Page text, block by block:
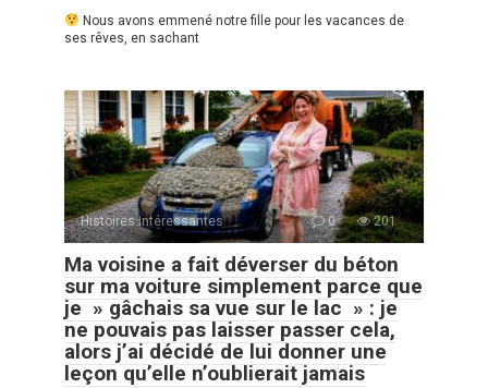
Nous avons emmené notre fille pour les vacances de
ses rêves, en sachant
Histoires Intéressantes 0 201
Ma voisine a fait déverser du béton
sur ma voiture simplement parce que
je » gâchais sa vue sur le lac » : je
ne pouvais pas laisser passer cela,
alors j’ai décidé de lui donner une
leçon qu’elle n’oublierait jamais